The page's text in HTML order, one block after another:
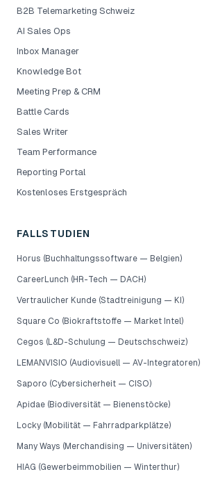
B2B Telemarketing Schweiz
AI Sales Ops
Inbox Manager
Knowledge Bot
Meeting Prep & CRM
Battle Cards
Sales Writer
Team Performance
Reporting Portal
Kostenloses Erstgespräch
FALLSTUDIEN
Horus (Buchhaltungssoftware — Belgien)
CareerLunch (HR-Tech — DACH)
Vertraulicher Kunde (Stadtreinigung — KI)
Square Co (Biokraftstoffe — Market Intel)
Cegos (L&D-Schulung — Deutschschweiz)
LEMANVISIO (Audiovisuell — AV-Integratoren)
Saporo (Cybersicherheit — CISO)
Apidae (Biodiversität — Bienenstöcke)
Locky (Mobilität — Fahrradparkplätze)
Many Ways (Merchandising — Universitäten)
HIAG (Gewerbeimmobilien — Winterthur)